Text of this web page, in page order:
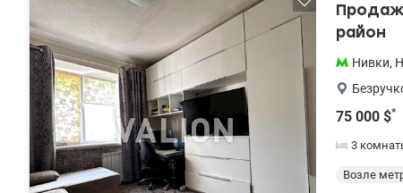
район
Нивки,
75 000 $*
3
Возле